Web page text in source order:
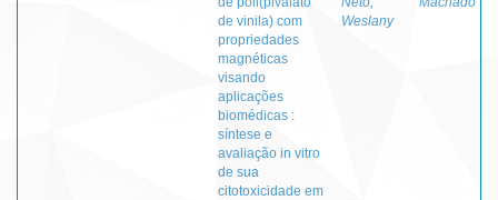
de vinila) com
propriedades
magnéticas
visando
aplicações
biomédicas :
síntese e
avaliação in vitro
de sua
citotoxicidade em
Weslany